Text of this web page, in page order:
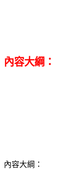
內容大綱：
內容大綱：